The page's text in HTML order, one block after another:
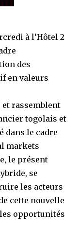
à l’Hôtel 2
des
en valeurs
rassemblent
togolais et
dans le cadre
markets
le présent
se
les acteurs
cette nouvelle
opportunités